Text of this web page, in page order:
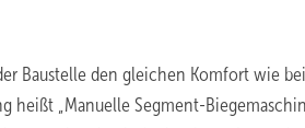
Baustelle den gleichen Komfort wie
heißt „Manuelle Segment-